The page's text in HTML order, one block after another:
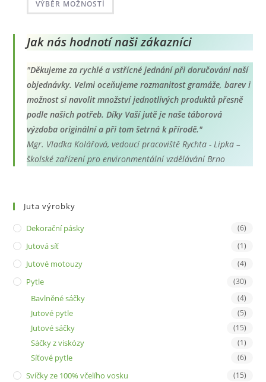
4.830 Kč
VÝBĚR MOŽNOSTÍ
má
Možnosti
lze
na
stránce
produktu
Jak nás hodnotí naši zákazníci
"Děkujeme za rychlé a vstřícné jednání při doručování naší
objednávky. Velmi oceňujeme rozmanitost gramáže, barev i
možnost si navolit množství jednotlivých produktů přesně
podle našich potřeb. Díky Vaší jutě je naše táborová
výzdoba originální a při tom šetrná k přírodě."
Mgr. Vlaďka Kolářová, vedoucí pracoviště Rychta - Lipka –
školské zařízení pro environmentální vzdělávání Brno
Juta výrobky
Dekorační pásky (6)
Jutová síť (1)
Jutové motouzy (4)
Pytle (30)
Bavlněné sáčky (4)
Jutové pytle (5)
Jutové sáčky (15)
Sáčky z viskózy (1)
Síťové pytle (6)
Svíčky ze 100% včelího vosku (15)